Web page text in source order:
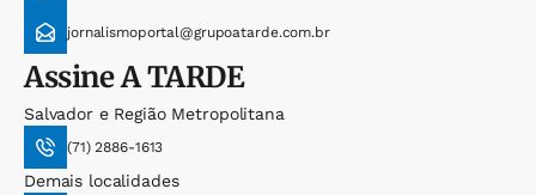
jornalismoportal@grupoatarde.com.br
AssineA TARDE
Salvador e Região Metropolitana
(71) 2886-1613
Demais localidades